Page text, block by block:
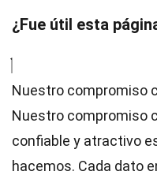
¿Fue útil esta
Nuestro compromiso
Nuestro compromiso
confiable y atractivo
hacemos. Cada dato